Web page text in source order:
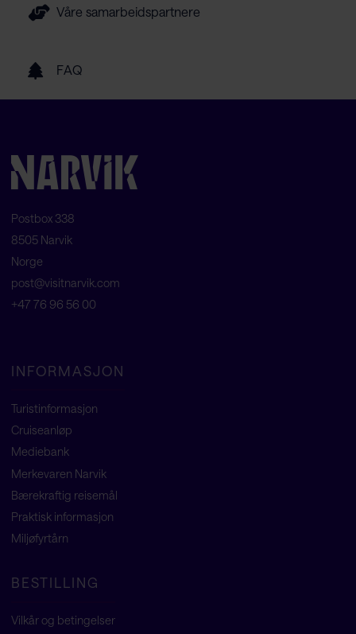
Våre samarbeidspartnere
FAQ
Postbox 338
8505 Narvik
Norge
post@visitnarvik.com
+47 76 96 56 00
INFORMASJON
Turistinformasjon
Cruiseanløp
Mediebank
Merkevaren Narvik
Bærekraftig reisemål
Praktisk informasjon
Miljøfyrtårn
BESTILLING
Vilkår og betingelser